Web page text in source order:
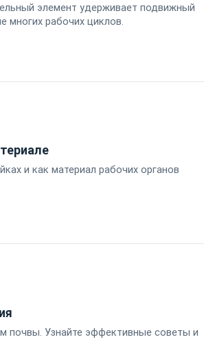
элемент удерживает подвижный
многих рабочих циклов.
и как материал рабочих органов
почвы. Узнайте эффективные советы и